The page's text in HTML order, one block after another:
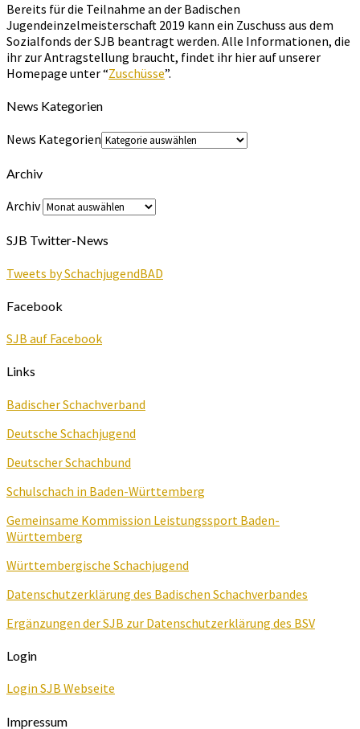
Bereits für die Teilnahme an der Badischen
Jugendeinzelmeisterschaft 2019 kann ein Zuschuss aus dem
Sozialfonds der SJB beantragt werden. Alle Informationen, die
ihr zur Antragstellung braucht, findet ihr hier auf unserer
Homepage unter “Zuschüsse”.
News Kategorien
News Kategorien
Archiv
Archiv
SJB Twitter-News
Tweets by SchachjugendBAD
Facebook
SJB auf Facebook
Links
Badischer Schachverband
Deutsche Schachjugend
Deutscher Schachbund
Schulschach in Baden-Württemberg
Gemeinsame Kommission Leistungssport Baden-
Württemberg
Württembergische Schachjugend
Datenschutzerklärung des Badischen Schachverbandes
Ergänzungen der SJB zur Datenschutzerklärung des BSV
Login
Login SJB Webseite
Impressum